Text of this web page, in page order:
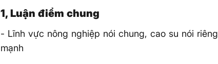
1, Luận điểm chung
- Lĩnh vực nông nghiệp nói chung, cao su nói
mạnh